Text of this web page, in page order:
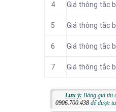
4 Giá thông tắc
5 Giá thông tắc
6 Giá thông tắc
7 Giá thông tắc
Lưu ý: Bảng giá thi
0906.700.438 để được